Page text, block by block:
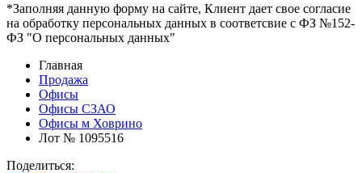
*Заполняя данную форму на сайте, Клиент дает свое согласие
на обработку персональных данных в соответсвие с ФЗ №152-
ФЗ "О персональных данных"
Главная
Продажа
Офисы
Офисы СЗАО
Офисы м Ховрино
Лот № 1095516
Поделиться: